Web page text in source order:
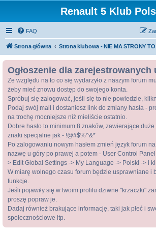
Renault 5 Klub
FAQ
Strona główna Strona klubowa - NIE MA STRONY
Ogłoszenie dla
Ze względu na to co się wydarzyło z naszym forum
żeby mieć znowu dostęp do swojego konta.
Spróbuj się zalogować, jeśli się to nie powiedzie,
Podaj swój mail i dostaniesz link do zmiany hasła -
na trochę mocniejsze niż mieliście ostatnio.
Dobre hasło to minimum 8 znaków, zawierające duże
znaki specjalne jak - !@#$%^&*
Po zalogowaniu nowym hasłem zmień język forum
nazwę u góry po prawej a potem - User Control
> Edit Global Settings -> My Language -> Polski -> i
W miarę wolnego czasu forum będzie usprawniane i
funkcje.
Jeśli pojawiły się w twoim profilu dziwne "krzaczki"
proszę popraw je.
Dadaj również brakujące informację, taki jak płeć i
społecznościowe itp.